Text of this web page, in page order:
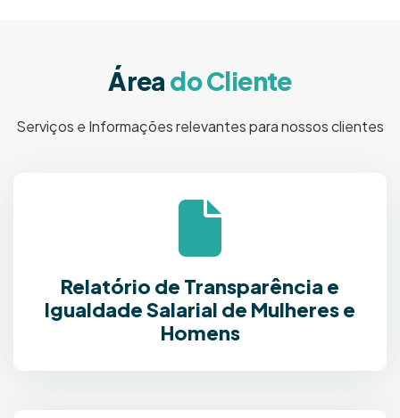
Área doCliente
Serviços e Informações relevantes para nossos clientes
Relatório de Transparência e
Igualdade Salarial de Mulheres e
Homens